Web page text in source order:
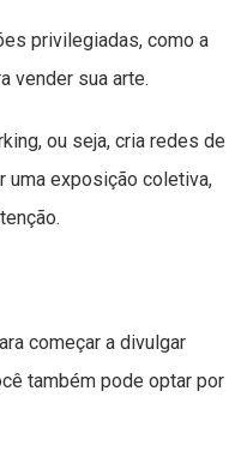
privilegiadas, como a
vender sua arte.
ou seja, cria redes de
uma exposição coletiva,
começar a divulgar
também pode optar por